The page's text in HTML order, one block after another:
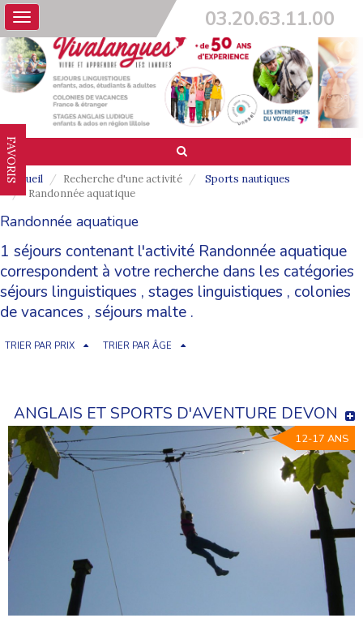
Toggle
navigation
03.20.63.11.00
FAVORIS
Accueil Recherche d'une activité
Sports nautiques
Randonnée aquatique
Randonnée aquatique
1 séjours contenant l'activité Randonnée aquatique
correspondent à votre recherche dans les catégories
séjours linguistiques , stages linguistiques , colonies
de vacances , séjours malte .
TRIER PAR PRIX TRIER PAR ÂGE
ANGLAIS ET SPORTS D'AVENTURE DEVON
12-17 ANS